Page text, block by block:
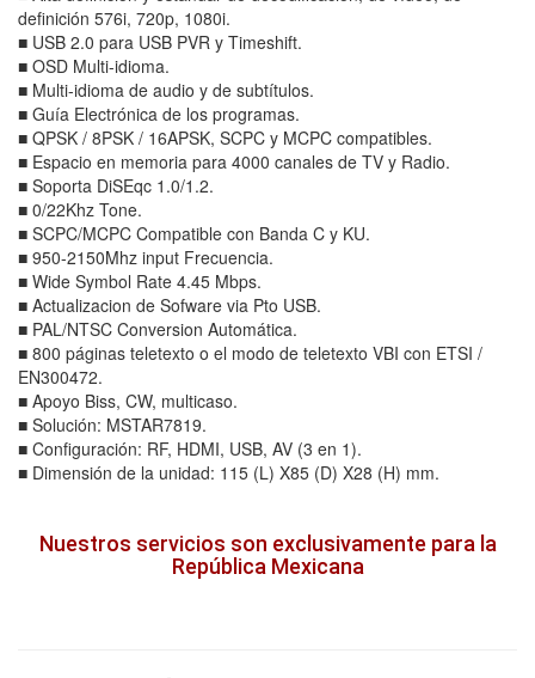
definición 576i, 720p, 1080i.
■ USB 2.0 para USB PVR y Timeshift.
■ OSD Multi-idioma.
■ Multi-idioma de audio y de subtítulos.
■ Guía Electrónica de los programas.
■ QPSK / 8PSK / 16APSK, SCPC y MCPC compatibles.
■ Espacio en memoria para 4000 canales de TV y Radio.
■ Soporta DiSEqc 1.0/1.2.
■ 0/22Khz Tone.
■ SCPC/MCPC Compatible con Banda C y KU.
■ 950-2150Mhz input Frecuencia.
■ Wide Symbol Rate 4.45 Mbps.
■ Actualizacion de Sofware via Pto USB.
■ PAL/NTSC Conversion Automática.
■ 800 páginas teletexto o el modo de teletexto VBI con ETSI /
EN300472.
■ Apoyo Biss, CW, multicaso.
■ Solución: MSTAR7819.
■ Configuración: RF, HDMI, USB, AV (3 en 1).
■ Dimensión de la unidad: 115 (L) X85 (D) X28 (H) mm.
Nuestros servicios son exclusivamente para la
República Mexicana